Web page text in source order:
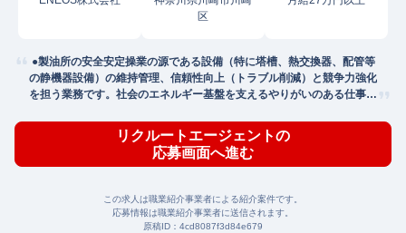
区
●製油所の安全安定操業の源である設備（特に塔槽、熱交換器、配管等
の静機器設備）の維持管理、信頼性向上（トラブル削減）と競争力強化
を担う業務です。社会のエネルギー基盤を支えるやりがいのある仕事で
リクルートエージェントの
応募画面へ進む
この求人は職業紹介事業者による紹介案件です。
応募情報は職業紹介事業者に送信されます。
原稿ID： 4cd8087f3d84e679